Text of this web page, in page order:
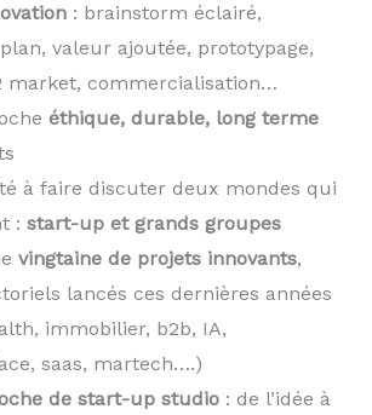
: brainstorm éclairé,
valeur ajoutée, prototypage,
market, commercialisation…
éthique, durable, long terme
à faire discuter deux mondes qui
: start-up et grands groupes
vingtaine de projets innovants,
lancés ces dernières années
immobilier, b2b, IA,
saas, martech….)
de start-up studio : de l’idée à